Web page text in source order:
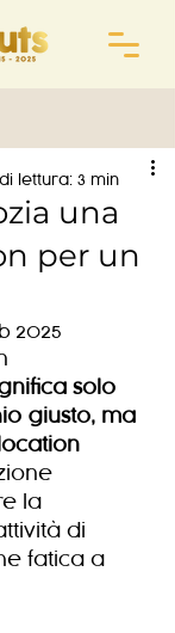
una
per un
lettura: 3 min
2025
solo
giusto, ma
la
di
fatica a